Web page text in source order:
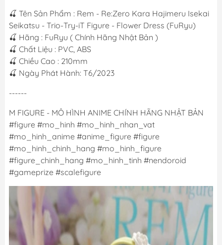
🍒 Tên Sản Phẩm : Rem - Re:Zero Kara Hajimeru Isekai
Seikatsu - Trio-Try-iT Figure - Flower Dress (FuRyu)
🍒 Hãng : FuRyu ( Chính Hãng Nhật Bản )
🍒 Chất Liệu : PVC, ABS
🍒 Chiều Cao : 210mm
🍒 Ngày Phát Hành: T6/2023
------
M FIGURE - MÔ HÌNH ANIME CHÍNH HÃNG NHẬT BẢN
#figure #mo_hinh #mo_hinh_nhan_vat
#mo_hinh_anime #anime_figure #figure
#mo_hinh_chinh_hang #mo_hinh_figure
#figure_chinh_hang #mo_hinh_tinh #nendoroid
#gameprize #scalefigure